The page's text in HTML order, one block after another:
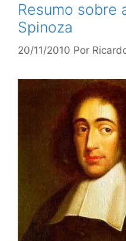
Resumo sobre
Spinoza
20/11/2010 Por